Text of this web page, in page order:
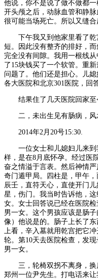
他说，你不是说了做不做都
开头颅之后，动脉血管和静
很可能当场死亡。所以又缝合
下午我又到他家里看了
短。因此没有整齐的排好，
完全没有间隙。我用一根线
了15块钱买了一个软管。重
问题了。他们还是担心。儿
各大医院和北京301医院，回
结果住了几天医院回家至
二，未出生见有肠病，风
2014年2月20号15:30.
一位女士和儿媳妇儿来
样，是在8月底怀孕。经过医
奋之情溢于言表。然后神情
奇门遁甲局。四柱是，甲午
辰壬，直符天心，直使开门
星，伤门。我当时告诉他，
女。女士回答说已经在医院
男一女。这个男孩应该是肠
像）他说是的。肠子上长了
上看，辛入墓就用乾宫把它
轮。第10天去医院检查，发
男一女。
三，轮椅双拐不离身，换
郑州一位尹先生。打电话来